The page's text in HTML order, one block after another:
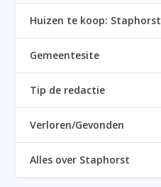
Huizen te koop: Staphorst
Gemeentesite
Tip de redactie
Verloren/Gevonden
Alles over Staphorst